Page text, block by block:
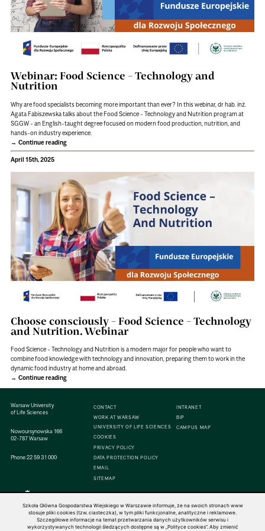
Webinar: Food Science – Technology and
Nutrition
Why are food specialists becoming more important than ever? In this webinar, dr hab. inż.
Agata Fabiszewska talks about the Food Science - Technology and Nutrition program at
SGGW - an English-taught degree focused on modern food production, nutrition, and
hands-on industry experience.
Continue reading
April 15th, 2025
Choose consciously – Food Science – Technology
and Nutrition. Webinar
Food Science - Technology and Nutrition is a modern major for people who want to
combine food knowledge with technology and innovation, preparing them to work in the
dynamic food industry at home and abroad.
Continue reading
Warsaw University
of Life Sciences
Nowoursynowska 166
02-787 Warsaw
Phone:22 59 31 000
CONTACT
WORK AT WARSAW
UNIVERSITY OF LIFE SCIENCES
COOKIES
PRIVACY POLICY
DATA PROTECTION POLICY
EMAIL
SITEMAP
INTRANET
BIP
CAMPUS MAP
© 1816–2026 SGGW — ALL RIGHTS RESERVED
Szkoła Główna Gospodarstwa Wiejskiego w Warszawie informuje, że na swoich stronach www
stosuje pliki cookies (tzw. ciasteczka), w tym pliki funkcjonalne, analityczne i reklamowe.
Szczegółowe informacje na temat przetwarzania danych użytkowników serwisu i
wykorzystywanych technologii śledzących dostępne są w „Polityce cookies”. Aby zmienić